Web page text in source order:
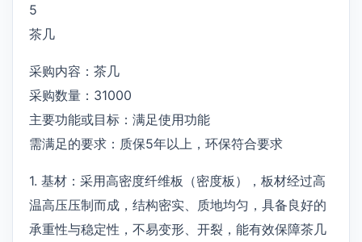
5
茶几
采购内容：茶几
采购数量：31000
主要功能或目标：满足使用功能
需满足的要求：质保5年以上，环保符合要求
1. 基材：采用高密度纤维板（密度板），板材经过高
温高压压制而成，结构密实、质地均匀，具备良好的
承重性与稳定性，不易变形、开裂，能有效保障茶几